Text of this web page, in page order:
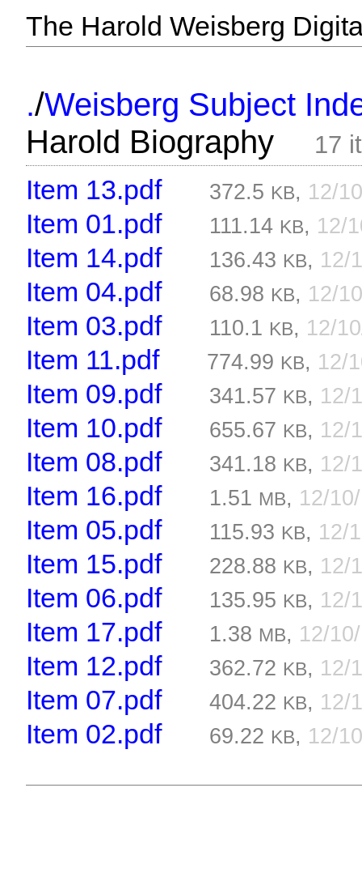
The Harold Weisberg
./Weisberg Subject
Harold Biography
17
Item 13.pdf 372.5 KB, 12/
Item 01.pdf 111.14 KB, 12/
Item 14.pdf 136.43 KB, 12/
Item 04.pdf 68.98 KB, 12/
Item 03.pdf 110.1 KB, 12/
Item 11.pdf 774.99 KB, 12/
Item 09.pdf 341.57 KB, 12/
Item 10.pdf 655.67 KB, 12/
Item 08.pdf 341.18 KB, 12/
Item 16.pdf 1.51 MB, 12/
Item 05.pdf 115.93 KB, 12/
Item 15.pdf 228.88 KB, 12/
Item 06.pdf 135.95 KB, 12/
Item 17.pdf 1.38 MB, 12/
Item 12.pdf 362.72 KB, 12/
Item 07.pdf 404.22 KB, 12/
Item 02.pdf 69.22 KB, 12/